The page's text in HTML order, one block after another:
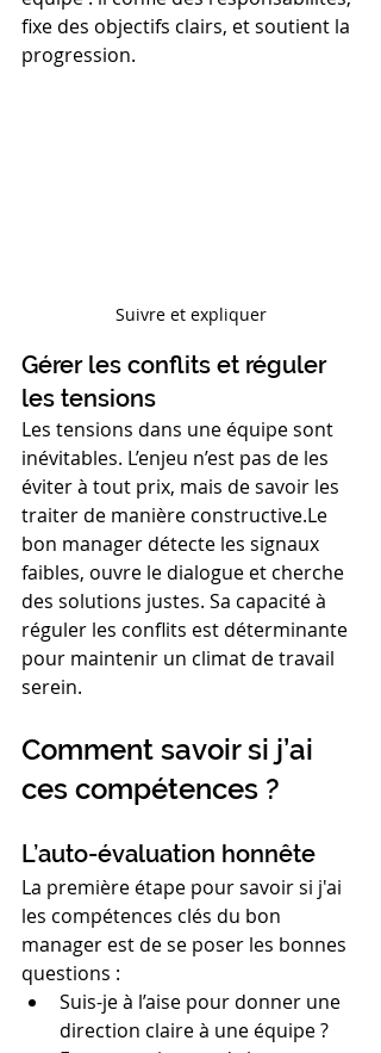
fixe des objectifs clairs, et soutient la
progression.
Suivre et expliquer
Gérer les conflits et réguler
les tensions
Les tensions dans une équipe sont
inévitables. L’enjeu n’est pas de les
éviter à tout prix, mais de savoir les
traiter de manière constructive.Le
bon manager détecte les signaux
faibles, ouvre le dialogue et cherche
des solutions justes. Sa capacité à
réguler les conflits est déterminante
pour maintenir un climat de travail
serein.
Comment savoir si j’ai
ces compétences ?
L’auto-évaluation honnête
La première étape pour savoir si j'ai
les compétences clés du bon
manager est de se poser les bonnes
questions :
Suis-je à l’aise pour donner une
direction claire à une équipe ?